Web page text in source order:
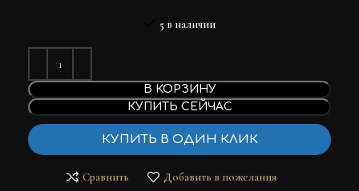
5 в наличии
В КОРЗИНУ
КУПИТЬ СЕЙЧАС
КУПИТЬ В ОДИН КЛИК
Сравнить Добавить в пожелания